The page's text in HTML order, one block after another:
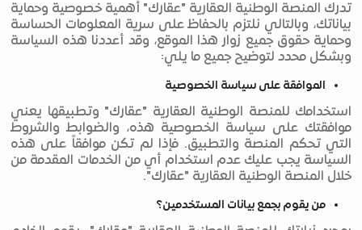
تدرك المنصة الوطنية العقارية "عقارك" أهمية خصوصية وحماية
بياناتك، وبالتالي نلتزم بالحفاظ على سرية المعلومات الحساسة
وحماية حقوق جميع زوار هذا الموقع، وقد أعددنا هذه السياسة
وبشكل محدد لتوضيح جميع ما يلي:
الموافقة على سياسة الخصوصية
استخدامك للمنصة الوطنية العقارية "عقارك" وتطبيقها يعني
موافقتك على سياسة الخصوصية هذه، والضوابط والشروط
التي تحكم المنصة والتطبيق. فإذا لم تكن موافقاً على هذه
السياسة يجب عليك عدم استخدام أي من الخدمات المقدمة من
خلال المنصة الوطنية العقارية "عقارك".
من يقوم بجمع بيانات المستخدمين؟